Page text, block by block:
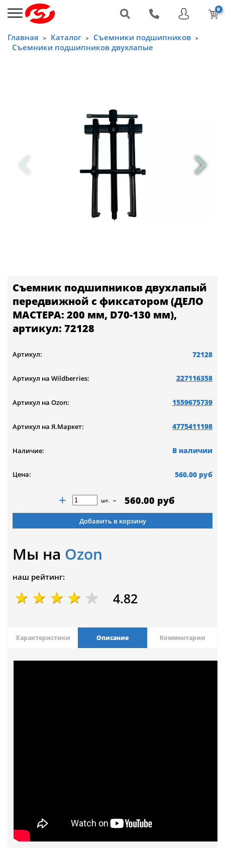
0
Главная > Каталог > Съемники подшипников >
Съемники подшипников двухлапые
Съемник подшипников двухлапый
передвижной с фиксатором (ДЕЛО
МАСТЕРА: 200 мм, D70-130 мм),
артикул: 72128
Артикул: 72128
Артикул на Wildberries: 227116358
Артикул на Ozon: 1559675739
Артикул на Я.Маркет: 4775411198
Наличие: В наличии
Цена: 560.00 руб
+ шт. - 560.00 руб
Добавить в корзину
Мы на Ozon
наш рейтинг:
4.82
Характеристики Описание Комментарии